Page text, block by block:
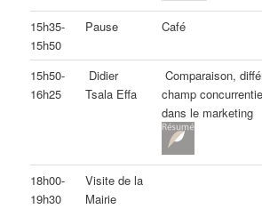
15h35-
15h50
Pause Café
15h50-
16h25
Didier
Tsala Effa
Comparaison,
champ
dans le marketing
18h00-
19h30
Visite de la
Mairie